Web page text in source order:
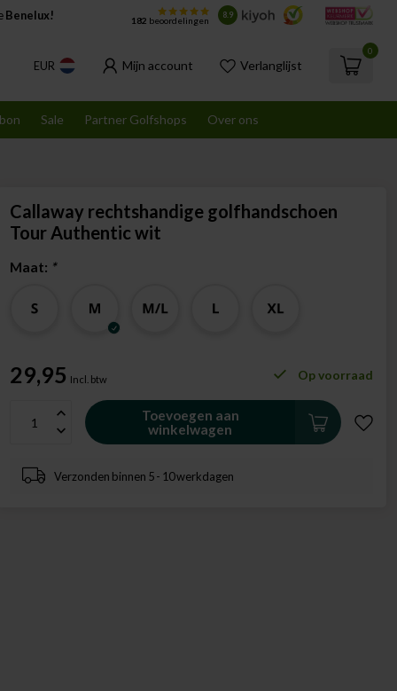
Benelux! 182 beoordelingen
8.9
EUR Mijn account Verlanglijst
0
Sale Partner Golfshops Over ons
Callaway rechtshandige golfhandschoen
Tour Authentic wit
Maat: *
29,95 Incl. btw Op voorraad
Toevoegen aan
winkelwagen
Verzonden binnen 5 - 10 werkdagen